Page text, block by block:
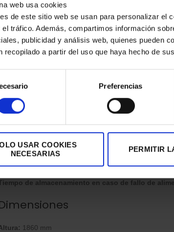
web usa cookies
de este sitio web se usan para personalizar el
el tráfico. Además, compartimos información
publicidad y análisis web, quienes pueden
recopilado a partir del uso que haya hecho de
Preferencias
USAR COOKIES
NECESARIAS
PERMITIR
para niños:
incorporada:Sí (ubicada en el interior)
reversibles:Sí
adicionales
energética:
de energía anual:
234 kWh/año
climática:T (Tropical, adecuado para climas
Nivel de ruido:38 dB
de emisión de ruido:C
de almacenamiento en caso de fallo de
1860 mm